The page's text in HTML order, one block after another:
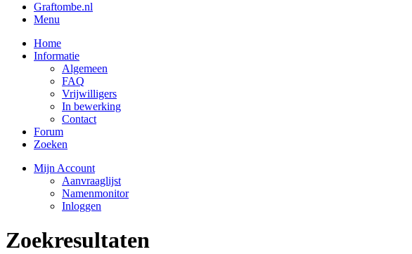
Graftombe.nl
Menu
Home
Informatie
Algemeen
FAQ
Vrijwilligers
In bewerking
Contact
Forum
Zoeken
Mijn Account
Aanvraaglijst
Namenmonitor
Inloggen
Zoekresultaten